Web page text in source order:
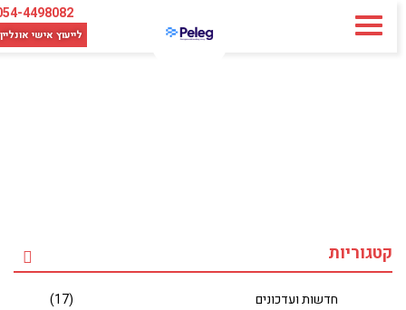
054-4498082
לייעוץ אישיאונליין
קטגוריות
חדשות ועדכונים